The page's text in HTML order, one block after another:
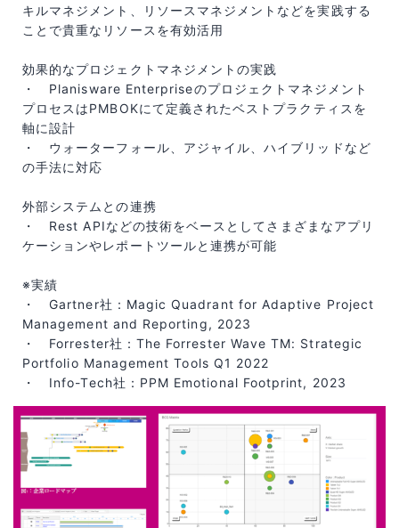
キルマネジメント、リソースマネジメントなどを実践する
ことで貴重なリソースを有効活用
効果的なプロジェクトマネジメントの実践
・ Planisware Enterpriseのプロジェクトマネジメント
プロセスはPMBOKにて定義されたベストプラクティスを
軸に設計
・ ウォーターフォール、アジャイル、ハイブリッドなど
の手法に対応
外部システムとの連携
・ Rest APIなどの技術をベースとしてさまざまなアプリ
ケーションやレポートツールと連携が可能
※実績
・ Gartner社：Magic Quadrant for Adaptive Project
Management and Reporting, 2023
・ Forrester社：The Forrester Wave TM: Strategic
Portfolio Management Tools Q1 2022
・ Info-Tech社：PPM Emotional Footprint, 2023